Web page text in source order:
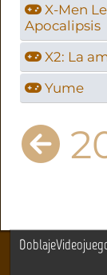
X-Men
Apocalipsis
X2: La
Yume